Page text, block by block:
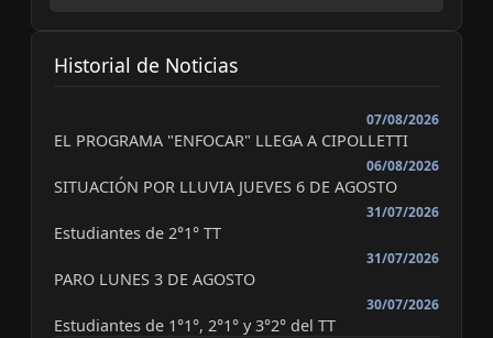
Historial de Noticias
07/08/2026
EL PROGRAMA "ENFOCAR" LLEGA A CIPOLLETTI
06/08/2026
SITUACIÓN POR LLUVIA JUEVES 6 DE AGOSTO
31/07/2026
Estudiantes de 2°1° TT
31/07/2026
PARO LUNES 3 DE AGOSTO
30/07/2026
Estudiantes de 1°1°, 2°1° y 3°2° del TT